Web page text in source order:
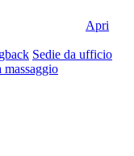
Apri
Sedie da ufficio
massaggio